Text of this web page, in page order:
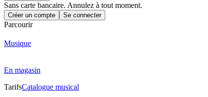
Sans carte bancaire. Annulez à tout moment.
Créer un compte Se connecter
Parcourir
Musique
En magasin
TarifsCatalogue musical